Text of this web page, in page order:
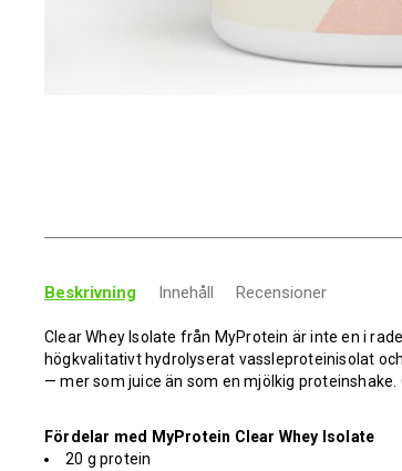
Beskrivning Innehåll Recensioner
Clear Whey Isolate från MyProtein är inte en i
högkvalitativt hydrolyserat vassleproteinisolat
— mer som juice än som en mjölkig
Fördelar med MyProtein Clear Whey Isolate
20 g protein